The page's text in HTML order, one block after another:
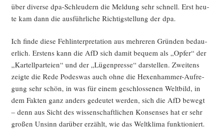
über diver­se dpa-Schleu­dern die Mel­dung sehr schnell. Erst heu­
te kam dann die aus­führ­li­che Rich­tig­stel­lung der dpa.
Ich fin­de die­se Fehl­in­ter­pre­ta­ti­on aus meh­re­ren Grün­den bedau­
er­lich. Ers­tens kann die AfD sich damit bequem als „Opfer“ der
„Kar­tell­par­tei­en“ und der „Lügen­pres­se“ dar­stel­len. Zwei­tens
zeig­te die Rede Podes­was auch ohne die Hexen­ham­mer-Auf­re­
gung sehr schön, in was für einem geschlos­se­nen Welt­bild, in
dem Fak­ten ganz anders gedeu­tet wer­den, sich die AfD bewegt
– denn aus Sicht des wis­sen­schaft­li­chen Kon­sen­ses hat er sehr
gro­ßen Unsinn dar­über erzählt, wie das Welt­kli­ma funk­tio­niert.